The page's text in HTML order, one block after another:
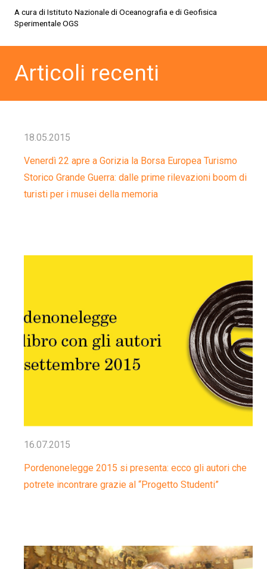
A cura di Istituto Nazionale di Oceanografia e di Geofisica
Sperimentale OGS
Articoli recenti
18.05.2015
Venerdì 22 apre a Gorizia la Borsa Europea Turismo
Storico Grande Guerra: dalle prime rilevazioni boom di
turisti per i musei della memoria
16.07.2015
Pordenonelegge 2015 si presenta: ecco gli autori che
potrete incontrare grazie al “Progetto Studenti”